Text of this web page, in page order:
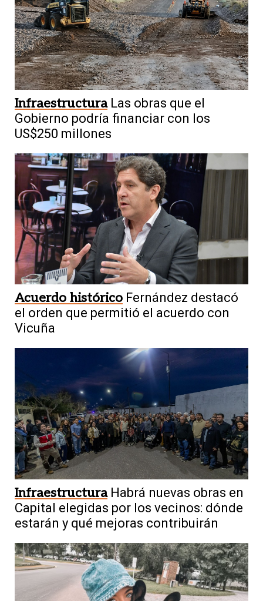
Infraestructura Las obras que el
Gobierno podría financiar con los
US$250 millones
Acuerdo histórico Fernández destacó
el orden que permitió el acuerdo con
Vicuña
Infraestructura Habrá nuevas obras en
Capital elegidas por los vecinos: dónde
estarán y qué mejoras contribuirán